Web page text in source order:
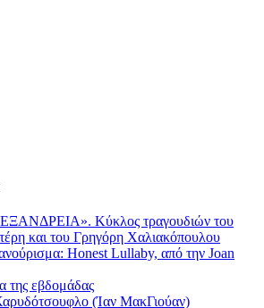
Κύκλος τραγουδιών του
και του Γρηγόρη Χαλιακόπουλου
Honest Lullaby, από την Joan
της εβδομάδας
(Ίαν ΜακΓιούαν)